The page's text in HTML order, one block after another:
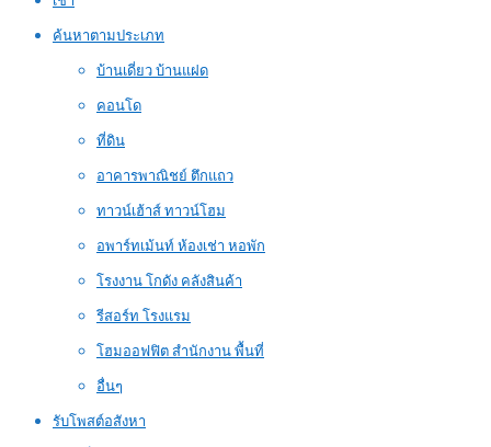
ค้นหาตามประเภท
บ้านเดี่ยว บ้านแฝด
คอนโด
ที่ดิน
อาคารพาณิชย์ ตึกแถว
ทาวน์เฮ้าส์ ทาวน์โฮม
อพาร์ทเม้นท์ ห้องเช่า หอพัก
โรงงาน โกดัง คลังสินค้า
รีสอร์ท โรงแรม
โฮมออฟฟิต สำนักงาน พื้นที่
อื่นๆ
รับโพสต์อสังหา